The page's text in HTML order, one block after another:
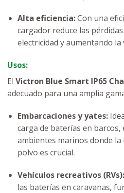
Alta eficiencia:Con una
cargador reduce las
electricidad y aumentando
Usos:
El Victron Blue Smart IP65
adecuado para una amplia
Embarcaciones y yates:
carga de baterías en barcos,
ambientes marinos donde la
polvo es crucial.
Vehículos recreativos (RVs):
las baterías en caravanas,